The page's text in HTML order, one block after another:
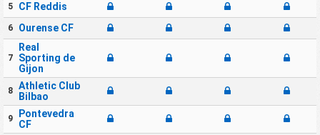
5 CF Reddis
6 Ourense CF
7
Real
Sporting de
Gijon
8
Athletic Club
Bilbao
9
Pontevedra
CF